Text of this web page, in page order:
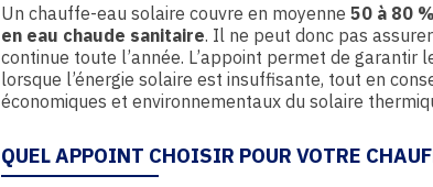
Un chauffe-eau solaire couvre en moyenne 50 à 80
en eau chaude sanitaire. Il ne peut donc pas
continue toute l’année. L’appoint permet de garantir
lorsque l’énergie solaire est insuffisante, tout en
économiques et environnementaux du solaire
QUELAPPOINT CHOISIR POUR VOTRE